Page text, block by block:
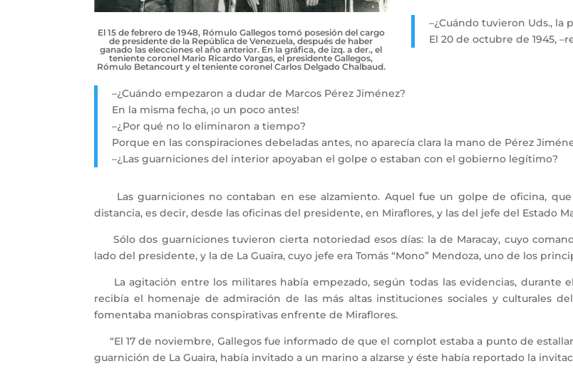
El 15 de febrero de 1948, Rómulo Gallegos tomó posesión del cargo
de presidente de la República de Venezuela, después de haber
ganado las elecciones el año anterior. En la gráfica, de izq. a der., el
teniente coronel Mario Ricardo Vargas, el presidente Gallegos,
Rómulo Betancourt y el teniente coronel Carlos Delgado Chalbaud.
–¿Cuándo tuvieron Uds., la
El 20 de octubre de 1945,
–¿Cuándo empezaron a dudar de Marcos Pérez Jiménez?
En la misma fecha, ¡o un poco antes!
–¿Por qué no lo eliminaron a tiempo?
Porque en las conspiraciones debeladas antes, no aparecía clara la mano de Pérez
–¿Las guarniciones del interior apoyaban el golpe o estaban con el gobierno legítimo?
Las guarniciones no contaban en ese alzamiento. Aquel fue un golpe de oficina,
distancia, es decir, desde las oficinas del presidente, en Miraflores, y las del jefe del Estado
Sólo dos guarniciones tuvieron cierta notoriedad esos días: la de Maracay, cuyo
lado del presidente, y la de La Guaira, cuyo jefe era Tomás “Mono” Mendoza, uno de los
La agitación entre los militares había empezado, según todas las evidencias, durante
recibía el homenaje de admiración de las más altas instituciones sociales y culturales
fomentaba maniobras conspirativas enfrente de Miraflores.
“El 17 de noviembre, Gallegos fue informado de que el complot estaba a punto de
guarnición de La Guaira, había invitado a un marino a alzarse y éste había reportado la